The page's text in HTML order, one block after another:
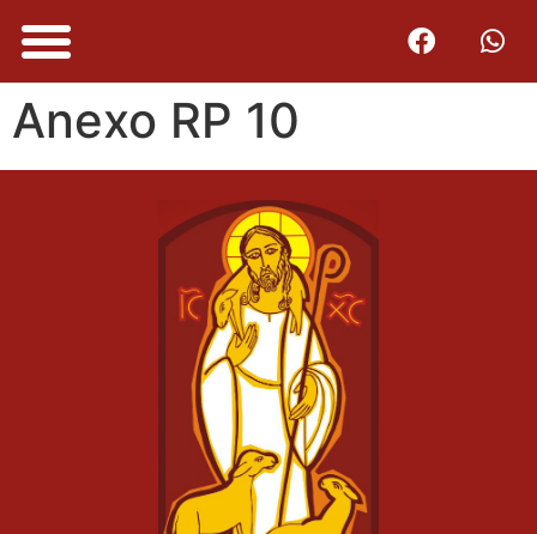
Anexo RP 10